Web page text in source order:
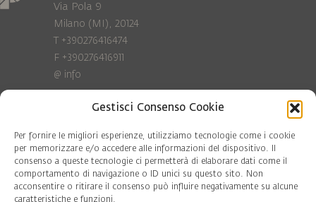
Gestisci Consenso Cookie
Per fornire le migliori esperienze, utilizziamo tecnologie come i cookie
per memorizzare e/o accedere alle informazioni del dispositivo. Il
consenso a queste tecnologie ci permetterà di elaborare dati come il
comportamento di navigazione o ID unici su questo sito. Non
acconsentire o ritirare il consenso può influire negativamente su alcune
caratteristiche e funzioni.
Via Pola 9
Milano (MI), 20124
T +390276416474
F +390276416911
@ info
Privacy Policy
Cookie policy
COD. FISC. 97081560159
P.IVA 06375640965
© Pool Ambiente 2026